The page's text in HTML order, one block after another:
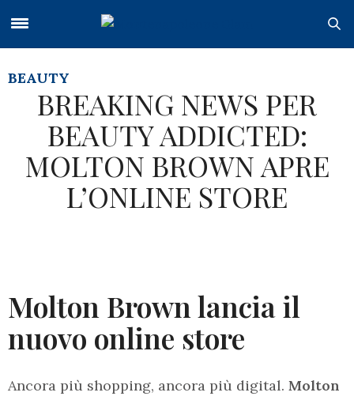
BEAUTY
BREAKING NEWS PER
BEAUTY ADDICTED:
MOLTON BROWN APRE
L’ONLINE STORE
Molton Brown lancia il
nuovo online store
Ancora più shopping, ancora più digital. Molton